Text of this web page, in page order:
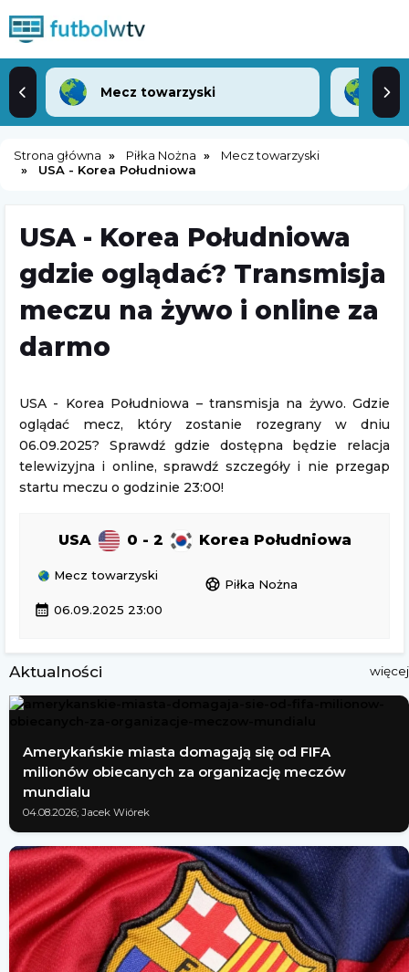
Mecz towarzyski
Strona główna Piłka Nożna
Mecz towarzyski
USA - Korea Południowa
USA - Korea Południowa
gdzie oglądać? Transmisja
meczu na żywo i online za
darmo
USA - Korea Południowa – transmisja na żywo. Gdzie
oglądać mecz, który zostanie rozegrany w dniu
06.09.2025? Sprawdź gdzie dostępna będzie relacja
telewizyjna i online, sprawdź szczegóły i nie przegap
startu meczu o godzinie 23:00!
USA 0 - 2 Korea Południowa
Mecz towarzyski
sports_soccer Piłka Nożna
calendar_month 06.09.2025 23:00
Aktualności więcej
Amerykańskie miasta domagają się od FIFA
milionów obiecanych za organizację meczów
mundialu
04.08.2026; Jacek Wiórek